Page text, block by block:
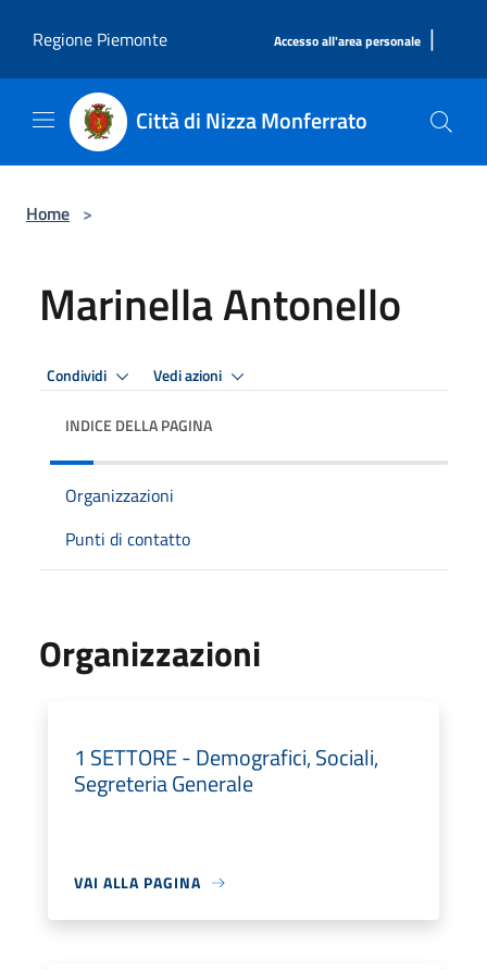
Regione Piemonte
Accesso all'area personale |
Città di Nizza Monferrato
Home >
Marinella Antonello
Condividi Vedi azioni
INDICE DELLA PAGINA
Organizzazioni
Punti di contatto
Organizzazioni
1 SETTORE - Demografici, Sociali,
Segreteria Generale
VAI ALLA PAGINA